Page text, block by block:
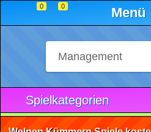
0 0 Menü
Spielkategorien